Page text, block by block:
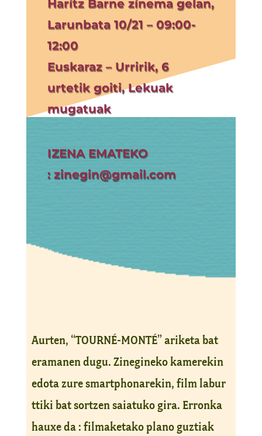
Haritz Barne zinema gelan,
Larunbata 10/21 – 09:00-
12:00
Euskaraz – Urririk, 6
urtetik goiti, Lekuak
mugatuak
IZENA EMATEKO
: zinegin@gmail.com
Aurten, “TOURNÉ-MONTÉ” ariketa bat
eramanen dugu. Zinegineko kamerekin
edota zure smartphonarekin, film labur
ttiki bat sortzen saiatuko gira. Erronka
hauxe da : filmaketako plano guztiak